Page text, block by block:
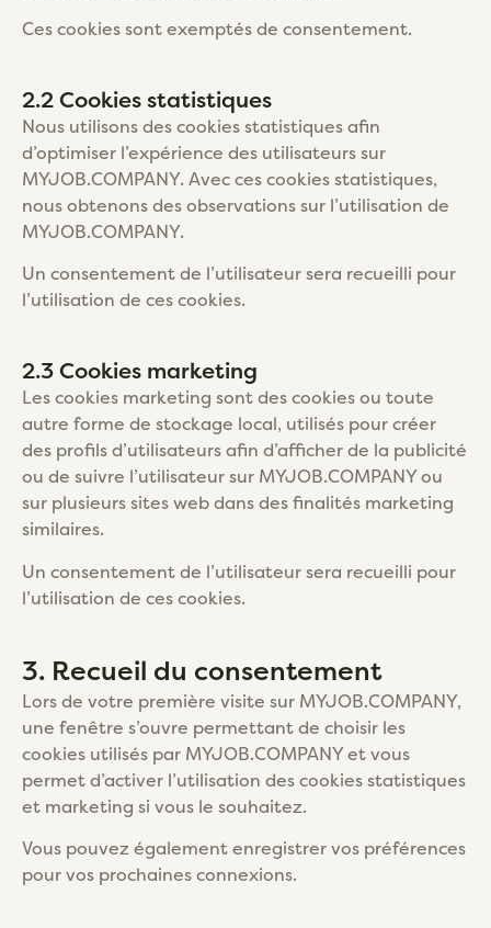
Ces cookies sont exemptés de consentement.
2.2 Cookies statistiques
Nous utilisons des cookies statistiques afin
d’optimiser l’expérience des utilisateurs sur
MYJOB.COMPANY. Avec ces cookies statistiques,
nous obtenons des observations sur l’utilisation de
MYJOB.COMPANY.
Un consentement de l’utilisateur sera recueilli pour
l’utilisation de ces cookies.
2.3 Cookies marketing
Les cookies marketing sont des cookies ou toute
autre forme de stockage local, utilisés pour créer
des profils d’utilisateurs afin d’afficher de la publicité
ou de suivre l’utilisateur sur MYJOB.COMPANY ou
sur plusieurs sites web dans des finalités marketing
similaires.
Un consentement de l’utilisateur sera recueilli pour
l’utilisation de ces cookies.
3. Recueil du consentement
Lors de votre première visite sur MYJOB.COMPANY,
une fenêtre s’ouvre permettant de choisir les
cookies utilisés par MYJOB.COMPANY et vous
permet d’activer l’utilisation des cookies statistiques
et marketing si vous le souhaitez.
Vous pouvez également enregistrer vos préférences
pour vos prochaines connexions.